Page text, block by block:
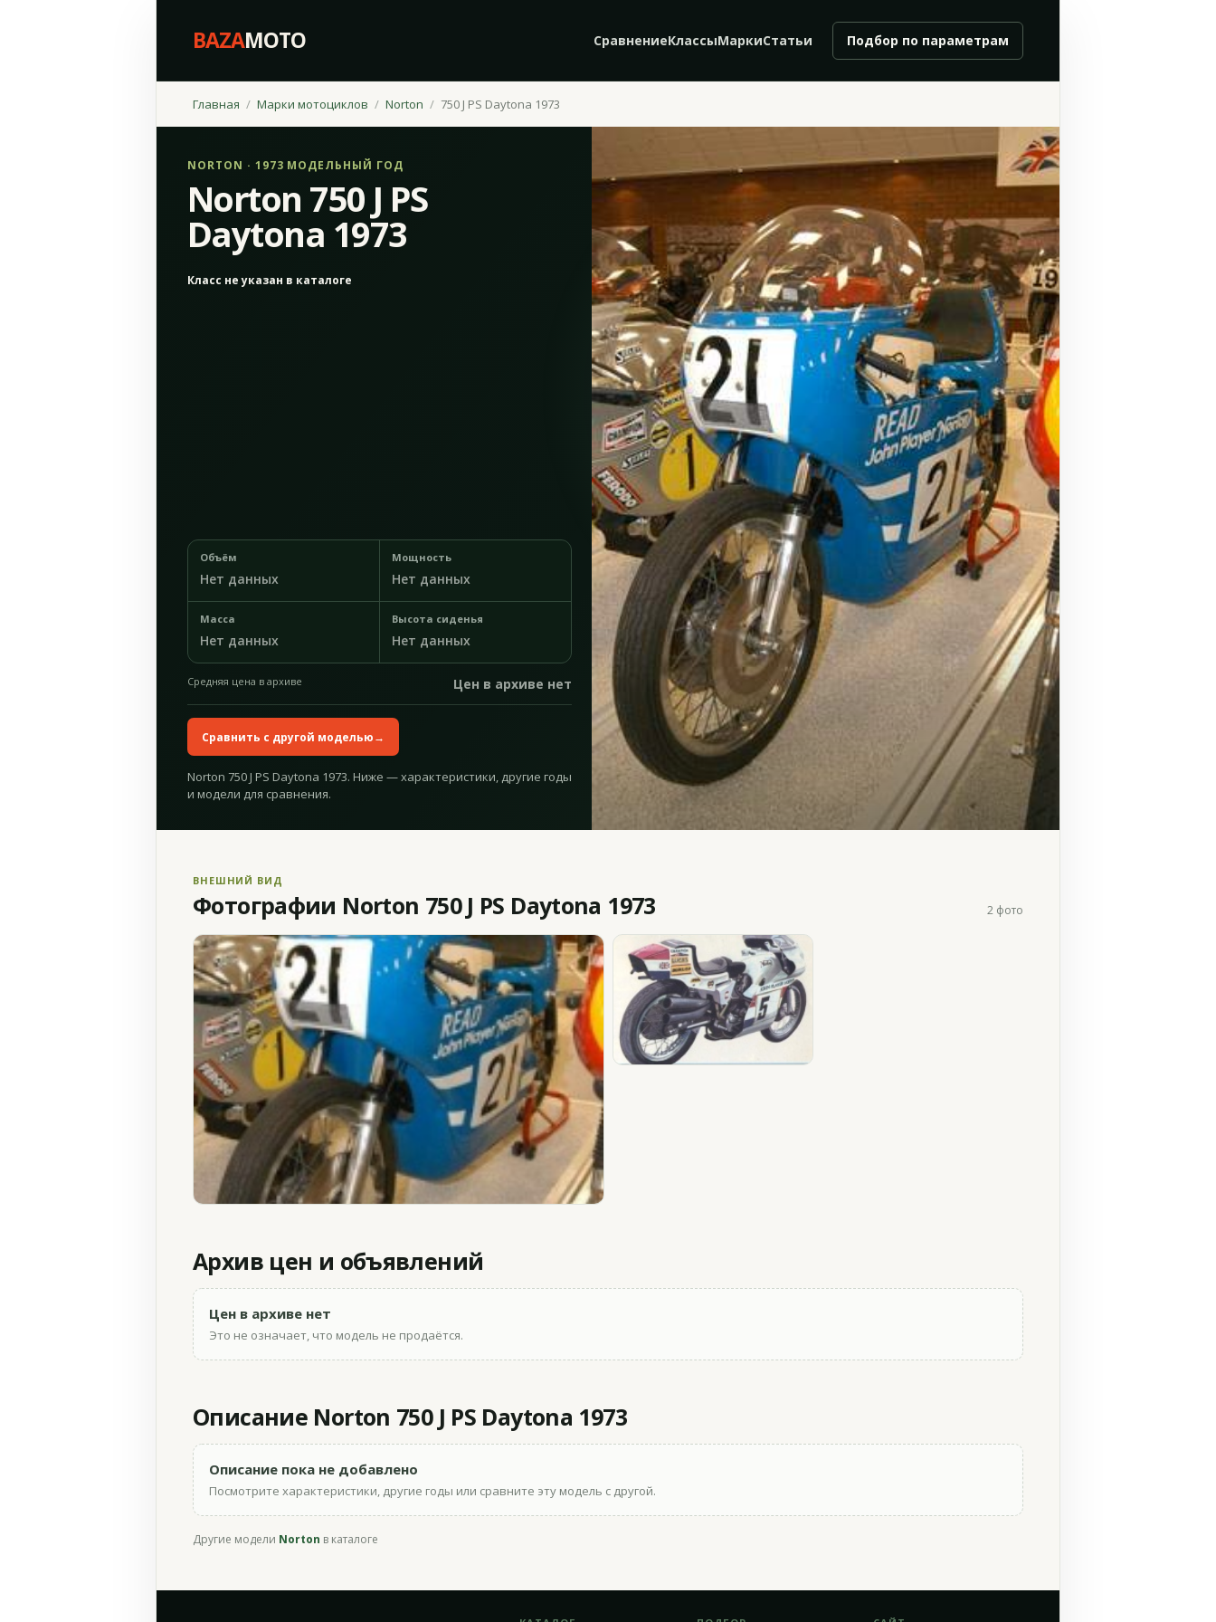
BAZAMOTO СравнениеКлассыМаркиСтатьи Подбор по параметрам
Главная Марки мотоциклов Norton 750 J PS Daytona 1973
NORTON · 1973 МОДЕЛЬНЫЙ ГОД
Norton 750 J PS
Daytona 1973
Класс не указан в каталоге
Объём
Нет данных
Мощность
Нет данных
Масса
Нет данных
Высота сиденья
Нет данных
Средняя цена в архиве Цен в архиве нет
Сравнить с другой моделью→
Norton 750 J PS Daytona 1973. Ниже — характеристики, другие годы
и модели для сравнения.
ВНЕШНИЙ ВИД
Фотографии Norton 750 J PS Daytona 1973 2 фото
Архив цен и объявлений
Цен в архиве нет
Это не означает, что модель не продаётся.
Описание Norton 750 J PS Daytona 1973
Описание пока не добавлено
Посмотрите характеристики, другие годы или сравните эту модель с другой.
Другие модели Norton в каталоге